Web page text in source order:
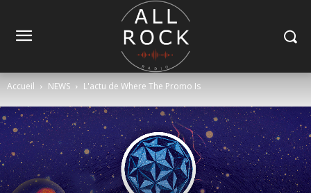
Accueil NEWS L'actu de Where The Promo Is